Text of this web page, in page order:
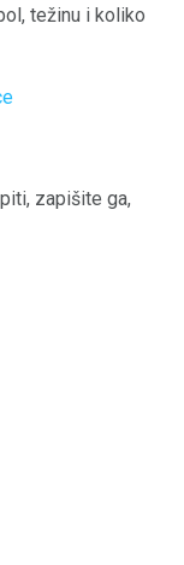
težinu i koliko
zapišite ga,